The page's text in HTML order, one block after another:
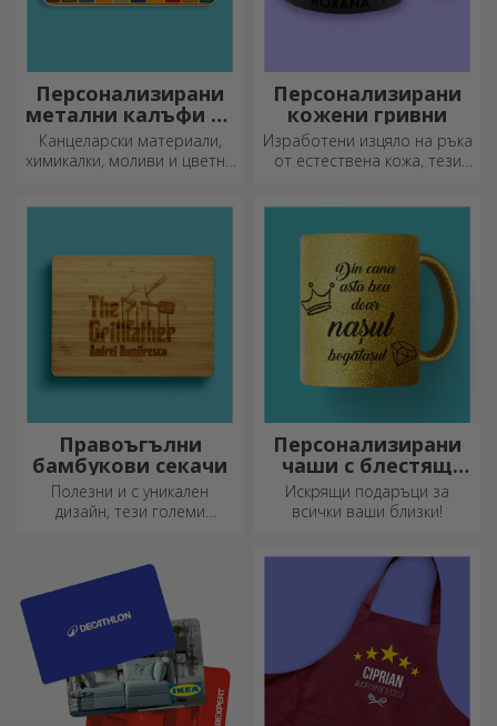
Персонализирани
метални калъфи за
моливи
Канцеларски материали,
химикалки, моливи и цветни
Персонализирани
кожени гривни
Изработени изцяло на ръка
от естествена кожа, тези
Правоъгълни
бамбукови секачи
Полезни и с уникален
дизайн, тези големи
апетитните деликатеси,
приготвени в кухнята.
Персонализирани
чаши с блестящ
ефект
Искрящи подаръци за
всички ваши близки!